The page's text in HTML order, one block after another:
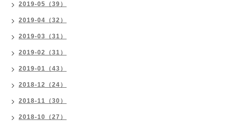
2019-05（39）
2019-04（32）
2019-03（31）
2019-02（31）
2019-01（43）
2018-12（24）
2018-11（30）
2018-10（27）